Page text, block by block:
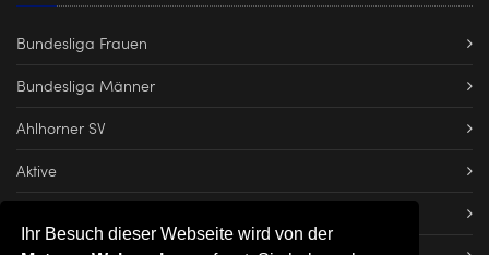
Ihr Besuch dieser Webseite wird von der
Bundesliga Frauen
Bundesliga Männer
Ahlhorner SV
Aktive